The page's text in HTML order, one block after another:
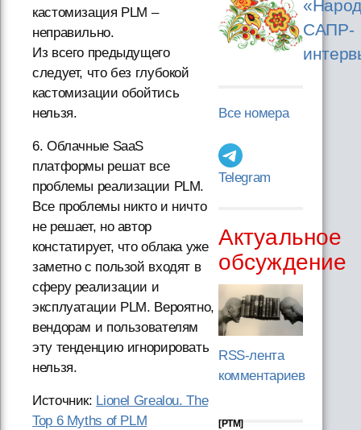
кастомизация PLM –
неправильно.
Из всего предыдущего
следует, что без глубокой
кастомизации обойтись
нельзя.
6. Облачные SaaS
платформы решат все
проблемы реализации PLM.
Все проблемы никто и ничто
не решает, но автор
констатирует, что облака уже
заметно с пользой входят в
сферу реализации и
эксплуатации PLM. Вероятно,
вендорам и пользователям
эту тенденцию игнорировать
нельзя.
Источник: Lionel Grealou. The
Top 6 Myths of PLM
САПР-
Все номера
Telegram
Актуальное
обсуждение
RSS-лента
комментариев
[PTM]